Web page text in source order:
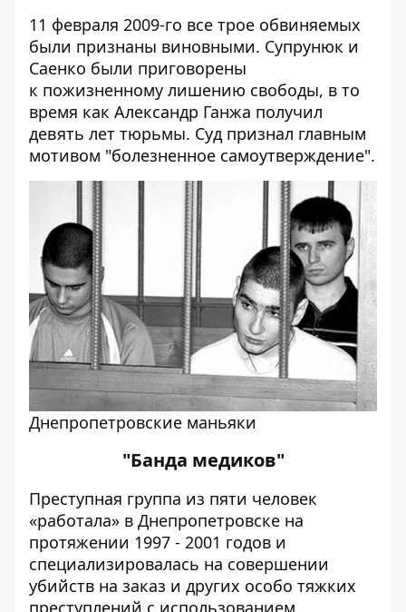
11 февраля 2009-го все трое обвиняемых
были признаны виновными. Супрунюк и
Саенко были приговорены
к пожизненному лишению свободы, в то
время как Александр Ганжа получил
девять лет тюрьмы. Суд признал главным
мотивом "болезненное самоутверждение".
Днепропетровские маньяки
"Банда медиков"
Преступная группа из пяти человек
«работала» в Днепропетровске на
протяжении 1997 - 2001 годов и
специализировалась на совершении
убийств на заказ и других особо тяжких
преступлений с использованием